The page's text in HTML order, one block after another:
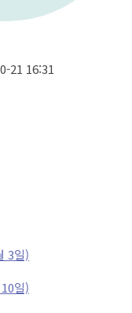
21 16:31
3일)
일)